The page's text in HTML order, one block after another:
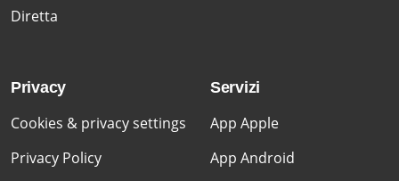
Diretta
Privacy
Cookies & privacy settings
Privacy Policy
Servizi
App Apple
App Android